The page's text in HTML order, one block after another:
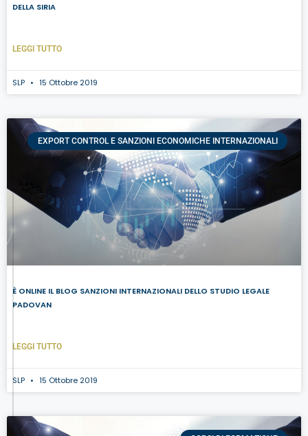
DELLA SIRIA
LEGGI TUTTO
SLP 15 Ottobre 2019
EXPORT CONTROL E SANZIONI ECONOMICHE INTERNAZIONALI
È ONLINE IL BLOG SANZIONI INTERNAZIONALI DELLO STUDIO LEGALE
PADOVAN
LEGGI TUTTO
SLP 15 Ottobre 2019